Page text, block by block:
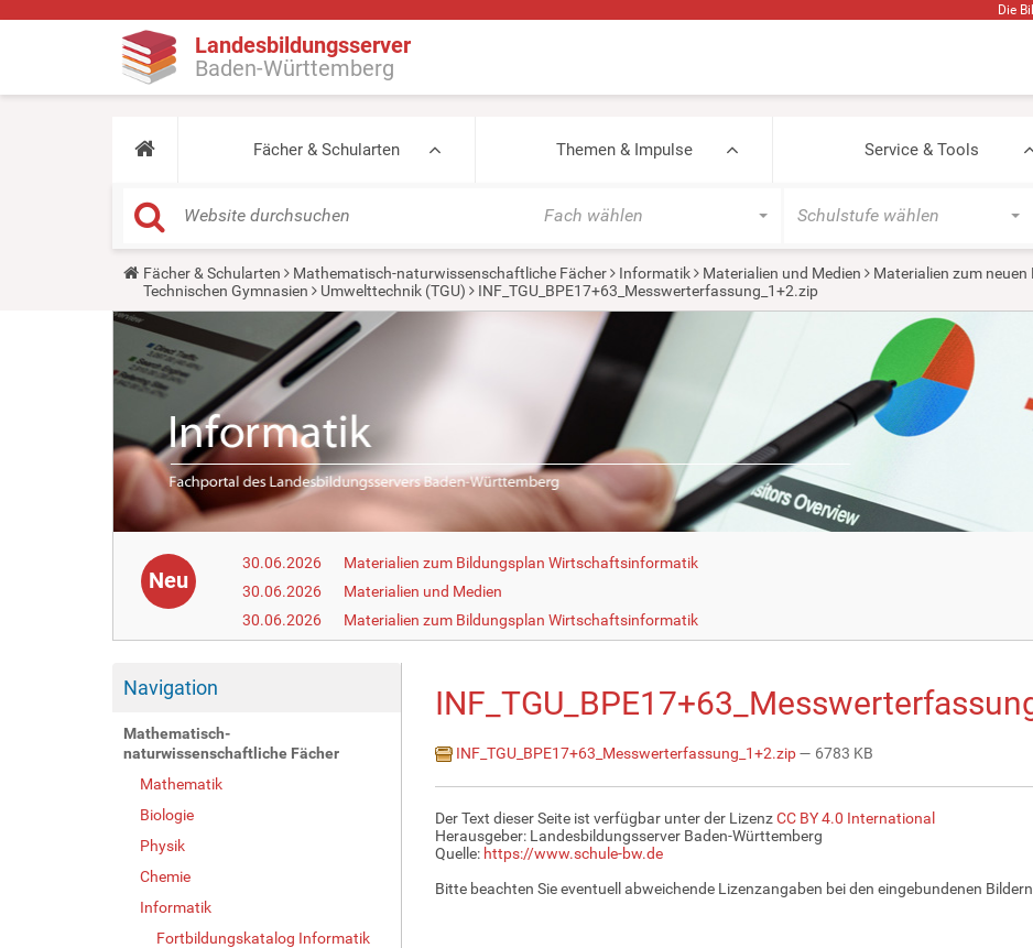
Die
Landesbildungsserver
Baden-Württemberg
Fächer & Schularten Themen & Impulse Service & Tools
Fach wählen Schulstufe wählen
Y
u
a
h
e
:
Fächer & Schularten Mathematisch-naturwissenschaftliche Fächer Informatik Materialien und Medien
Materialien zum
Technischen Gymnasien
Umwelttechnik (TGU) INF_TGU_BPE17+63_Messwerterfassung_1+2.zip
Neu
30.06.2026
Materialien zum Bildungsplan Wirtschaftsinformatik
30.06.2026
Materialien und Medien
30.06.2026
Materialien zum Bildungsplan Wirtschaftsinformatik
Navigation
Mathematisch-
naturwissenschaftliche Fächer
Mathematik
Biologie
Physik
Chemie
Informatik
Fortbildungskatalog Informatik
INF_TGU_BPE17+63_Messwerterfassung_1+2.zip— 6783 KB
Der Text dieser Seite ist verfügbar unter der LizenzCC BY 4.0 International
Herausgeber: Landesbildungsserver Baden-Württemberg
Quelle: https://www.schule-bw.de
Bitte beachten Sie eventuell abweichende Lizenzangaben bei den eingebundenen